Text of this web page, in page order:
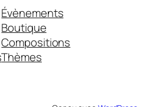
Évènements
Boutique
Compositions
Thèmes